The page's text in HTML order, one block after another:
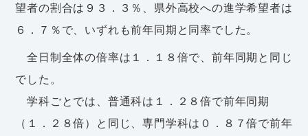
望者の割合は９３．３％、県外高校への進学希望者は
６．７％で、いずれも前年同期と同率でした。
全日制全体の倍率は１．１８倍で、前年同期と同じ
でした。
学科ごとでは、普通科は１．２８倍で前年同期
（１．２８倍）と同じ、専門学科は０．８７倍で前年